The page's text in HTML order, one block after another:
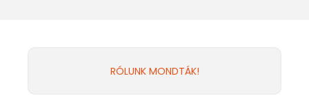
RÓLUNK MONDTÁK!